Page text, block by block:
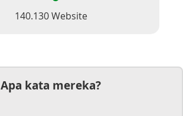
140.130 Website
Apa kata mereka?